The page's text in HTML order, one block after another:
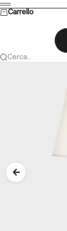
Vai al contenuto
Menù
Carrello
Cerca...